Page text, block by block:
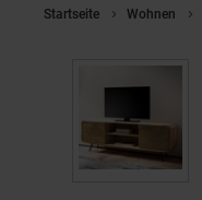
Startseite Wohnen